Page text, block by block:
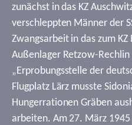
zunächst in das KZ
verschleppten Männer der
Zwangsarbeit in das zum
Außenlager Retzow-
„Erprobungsstelle der
Flugplatz Lärz musste
Hungerrationen Gräben
arbeiten. Am 27. März